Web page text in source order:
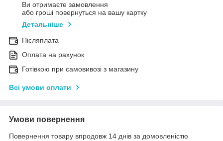
Ви отримаєте замовлення
або гроші повернуться на вашу картку
Детальніше
Післяплата
Оплата на рахунок
Готівкою при самовивозі з магазину
Всі умови оплати
Умови повернення
Повернення товару впродовж 14 днів за домовленістю